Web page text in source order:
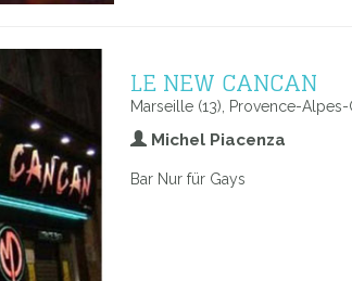
LE NEW CANCAN
Marseille (13), Provence-Alpes-
Michel Piacenza
Bar Nur für Gays